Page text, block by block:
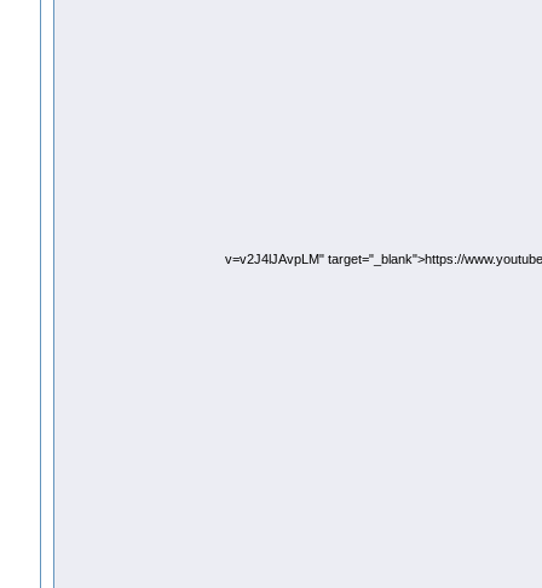
v=v2J4lJAvpLM" target="_blank">https://